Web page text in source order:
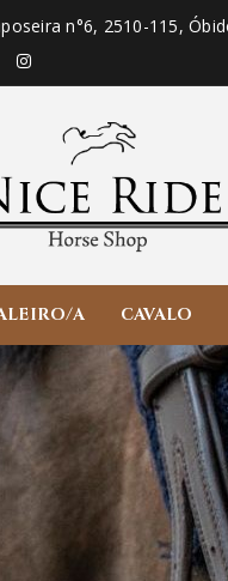
n°6, 2510-115,
A CAVALO